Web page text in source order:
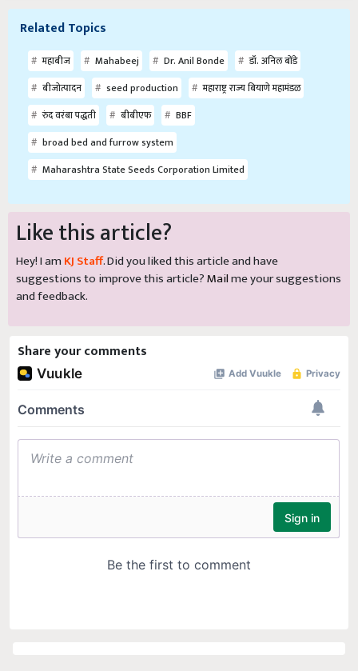
Related Topics
महाबीज Mahabeej Dr. Anil Bonde
डॉ. अनिल बोंडे
बीजोत्पादन
seed production
महाराष्ट्र राज्य बियाणे महामंडळ
रुंद वरंबा पद्धती
बीबीएफ
BBF
broad bed and furrow system
Maharashtra State Seeds Corporation Limited
Like this article?
Hey! I am KJ Staff. Did you liked this article and have
suggestions to improve this article?Mailme your suggestions
and feedback.
Share your comments